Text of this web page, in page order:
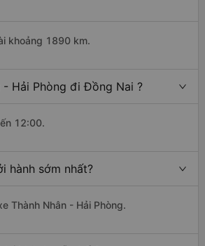
khoảng 1890 km.
- Hải Phòng đi Đồng Nai ?
12:00.
hành sớm nhất?
Thành Nhân - Hải Phòng.